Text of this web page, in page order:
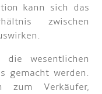
kann sich das
zwischen
die wesentlichen
gemacht werden.
zum Verkäufer,